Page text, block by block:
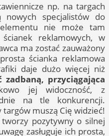
np. na targach
specjalistów do
elementu nie może tam
ścianek reklamowych, w
ma zostać zauważony
ścianka reklamowa
daje dużo więcej niż
zadbaną, przyciągająca
jej widoczność, z
na tle konkurencji.
muszą Cię widzieć!
tworzy pozytywny o silnej
zasługuje ich prosta,